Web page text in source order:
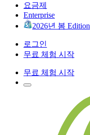
요금제
Enterprise
2026년 봄 Edition
로그인
무료 체험 시작
무료 체험 시작